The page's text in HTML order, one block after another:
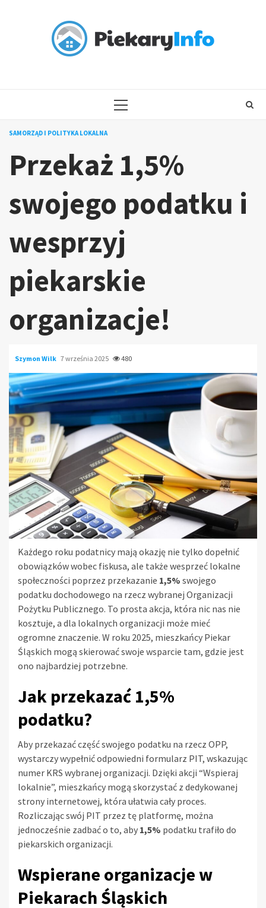
PRIMARY
SAMORZĄD I POLITYKA LOKALNA
Przekaż 1,5%
swojego podatku i
wesprzyj
piekarskie
organizacje!
Szymon Wilk 7 września 2025 480
Każdego roku podatnicy mają okazję nie tylko dopełnić
obowiązków wobec fiskusa, ale także wesprzeć lokalne
społeczności poprzez przekazanie 1,5% swojego
podatku dochodowego na rzecz wybranej Organizacji
Pożytku Publicznego. To prosta akcja, która nic nas nie
kosztuje, a dla lokalnych organizacji może mieć
ogromne znaczenie. W roku 2025, mieszkańcy Piekar
Śląskich mogą skierować swoje wsparcie tam, gdzie jest
ono najbardziej potrzebne.
Jak przekazać 1,5%
podatku?
Aby przekazać część swojego podatku na rzecz OPP,
wystarczy wypełnić odpowiedni formularz PIT, wskazując
numer KRS wybranej organizacji. Dzięki akcji “Wspieraj
lokalnie”, mieszkańcy mogą skorzystać z dedykowanej
strony internetowej, która ułatwia cały proces.
Rozliczając swój PIT przez tę platformę, można
jednocześnie zadbać o to, aby 1,5% podatku trafiło do
piekarskich organizacji.
Wspierane organizacje w
Piekarach Śląskich